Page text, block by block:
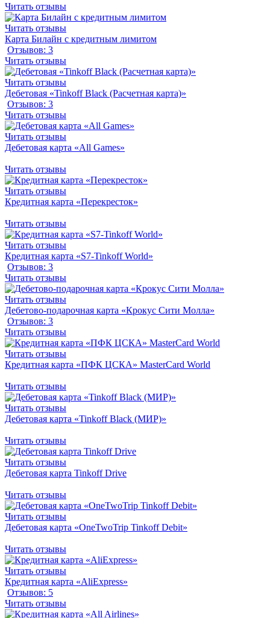
Читать отзывы
Читать отзывы
Карта Билайн с кредитным лимитом
Отзывов: 3
Читать отзывы
Читать отзывы
Дебетовая «Tinkoff Black (Расчетная карта)»
Отзывов: 3
Читать отзывы
Читать отзывы
Дебетовая карта «All Games»
Читать отзывы
Читать отзывы
Кредитная карта «Перекресток»
Читать отзывы
Читать отзывы
Кредитная карта «S7-Tinkoff World»
Отзывов: 3
Читать отзывы
Читать отзывы
Дебетово-подарочная карта «Крокус Сити Молла»
Отзывов: 3
Читать отзывы
Читать отзывы
Кредитная карта «ПФК ЦСКА» MasterCard World
Читать отзывы
Читать отзывы
Дебетовая карта «Tinkoff Black (МИР)»
Читать отзывы
Читать отзывы
Дебетовая карта Tinkoff Drive
Читать отзывы
Читать отзывы
Дебетовая карта «OneTwoTrip Tinkoff Debit»
Читать отзывы
Читать отзывы
Кредитная карта «AliExpress»
Отзывов: 5
Читать отзывы